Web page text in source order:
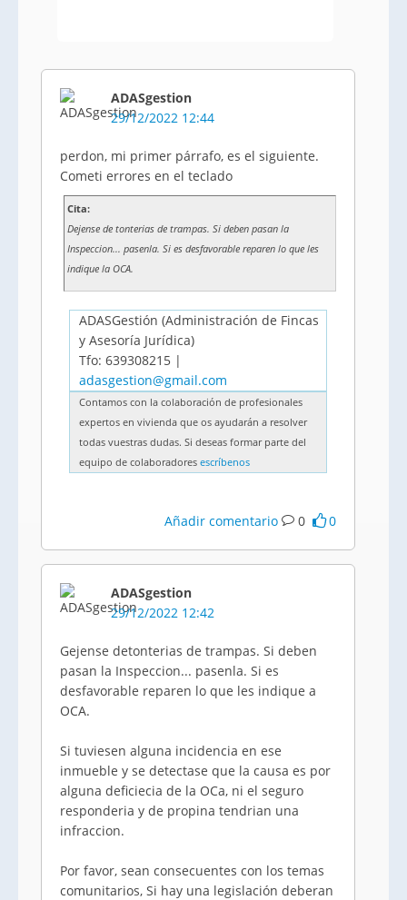
ADASgestion
29/12/2022 12:44
perdon, mi primer párrafo, es el siguiente.
Cometi errores en el teclado
Cita:
Dejense de tonterias de trampas. Si deben pasan la
Inspeccion... pasenla. Si es desfavorable reparen lo que les
indique la OCA.
ADASGestión (Administración de Fincas
y Asesoría Jurídica)
Tfo: 639308215 |
adasgestion@gmail.com
Contamos con la colaboración de profesionales
expertos en vivienda que os ayudarán a resolver
todas vuestras dudas. Si deseas formar parte del
equipo de colaboradores escríbenos
Añadir comentario 0 0
ADASgestion
29/12/2022 12:42
Gejense detonterias de trampas. Si deben
pasan la Inspeccion... pasenla. Si es
desfavorable reparen lo que les indique a
OCA.
Si tuviesen alguna incidencia en ese
inmueble y se detectase que la causa es por
alguna deficiecia de la OCa, ni el seguro
responderia y de propina tendrian una
infraccion.
Por favor, sean consecuentes con los temas
comunitarios, Si hay una legislación deberan